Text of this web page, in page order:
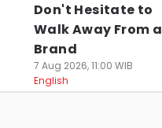
Don't Hesitate to
Walk Away From a
Brand
7 Aug 2026, 11:00 WIB
English